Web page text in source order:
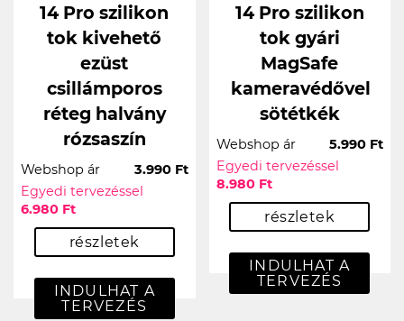
14 Pro szilikon
tok kivehető
ezüst
csillámporos
réteg halvány
rózsaszín
Webshop ár
3.990 Ft
Egyedi tervezéssel
6.980 Ft
részletek
INDULHAT A
TERVEZÉS
14 Pro szilikon
tok gyári
MagSafe
kameravédővel
sötétkék
Webshop ár
5.990 Ft
Egyedi tervezéssel
8.980 Ft
részletek
INDULHAT A
TERVEZÉS